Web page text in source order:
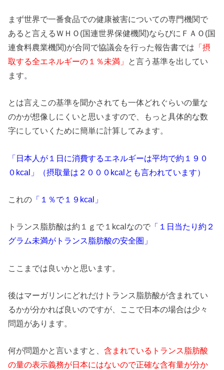
まず世界で一番食品での健康被害についての専門機関で
あると言えるＷＨＯ(国連世界保健機関)ならびにＦＡＯ(国
連食料農業機関)が合同で協議会を行った報告書では 「摂
取する全エネルギーの１％未満」 と言う基準を出してい
ます。
とは言えこの基準を聞かされても一体どれぐらいの量な
のかが想像しにくいと思いますので、もっと具体的な数
字にしていくために簡単に計算してみます。
「日本人が１日に消費するエネルギーは平均で約１９０
０kcal」（摂取量は２０００kcalとも言われています）
これの 「１％で１９kcal」
トランス脂肪酸は約１ｇで１kcalなので 「１日当たり約２
グラム未満がトランス脂肪酸の安全圏」
ここまでは良いかと思います。
後はマーガリンにどれだけトランス脂肪酸が含まれてい
るかが分かれば良いのですが、ここで日本の場合は少々
問題があります。
何が問題かと言いますと、含まれているトランス脂肪酸
の量の表示義務が日本にはないので正確な含有量が分か